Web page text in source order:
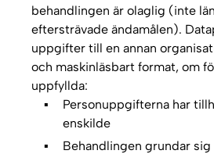
behandlingen är olaglig (inte
eftersträvade ändamålen).
uppgifter till en annan
och maskinläsbart format, om
uppfyllda:
Personuppgifterna har
enskilde
Behandlingen grundar